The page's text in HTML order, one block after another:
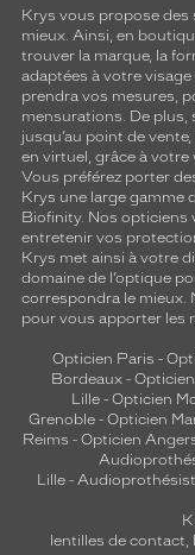
Krys vous propose des
mieux. Ainsi, en
trouver la marque, la
adaptées à votre
prendra vos mesures,
mensurations. De plus,
jusqu’au point de
en virtuel, grâce à votre
Vous préférez porter
Krys une large gamme
Biofinity. Nos opticiens
entretenir vos
Krys met ainsi à votre
domaine de l’optique
correspondra le mieux.
pour vous apporter les
Opticien Paris -
Bordeaux-
Lille - Opticien
Grenoble - Opticien
Reims - Opticien
Lille-
lentilles de contact,